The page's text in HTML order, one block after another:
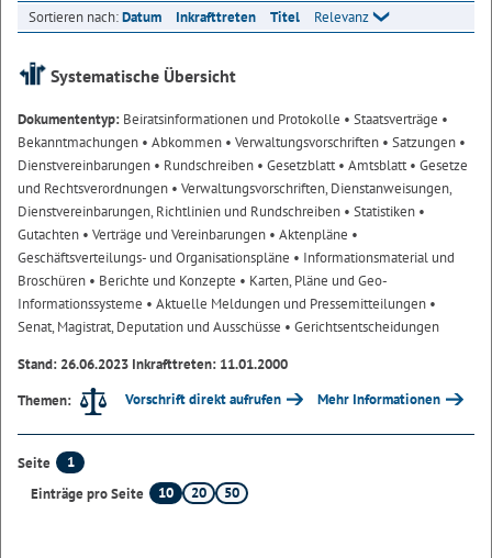
Sortieren nach:Datum Inkrafttreten Titel Relevanz
Systematische Übersicht
Dokumententyp: Beiratsinformationen und Protokolle • Staatsverträge •
Bekanntmachungen • Abkommen • Verwaltungsvorschriften • Satzungen •
Dienstvereinbarungen • Rundschreiben • Gesetzblatt• Amtsblatt• Gesetze
und Rechtsverordnungen • Verwaltungsvorschriften, Dienstanweisungen,
Dienstvereinbarungen, Richtlinien und Rundschreiben • Statistiken •
Gutachten • Verträge und Vereinbarungen • Aktenpläne •
Geschäftsverteilungs- und Organisationspläne • Informationsmaterial und
Broschüren • Berichte und Konzepte • Karten, Pläne und Geo-
Informationssysteme • Aktuelle Meldungen und Pressemitteilungen •
Senat, Magistrat, Deputation und Ausschüsse • Gerichtsentscheidungen
Stand: 26.06.2023 Inkrafttreten: 11.01.2000
Themen:
Vorschrift direkt aufrufen Mehr Informationen
Seite
1
Einträge pro Seite
10 20 50